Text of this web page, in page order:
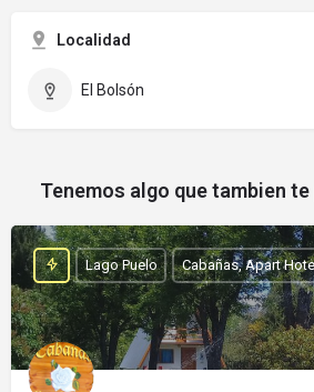
Localidad
El Bolsón
Tenemos algo que tambien
Lago Puelo Cabañas, Apart